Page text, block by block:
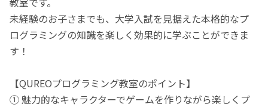
未経験のお子さまでも、大学入試を見据えた本格的なプ
ログラミングの知識を楽しく効果的に学ぶことができま
す！
【QUREOプログラミング教室のポイント】
① 魅力的なキャラクターでゲームを作りながら楽しくプ